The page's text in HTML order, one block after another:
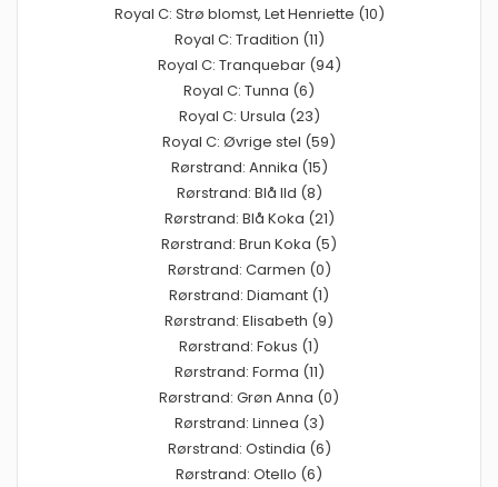
Royal C: Strø blomst, Let Henriette (10)
Royal C: Tradition (11)
Royal C: Tranquebar (94)
Royal C: Tunna (6)
Royal C: Ursula (23)
Royal C: Øvrige stel (59)
Rørstrand: Annika (15)
Rørstrand: Blå Ild (8)
Rørstrand: Blå Koka (21)
Rørstrand: Brun Koka (5)
Rørstrand: Carmen (0)
Rørstrand: Diamant (1)
Rørstrand: Elisabeth (9)
Rørstrand: Fokus (1)
Rørstrand: Forma (11)
Rørstrand: Grøn Anna (0)
Rørstrand: Linnea (3)
Rørstrand: Ostindia (6)
Rørstrand: Otello (6)